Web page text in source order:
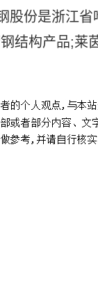
股份是浙江
结构产品;莱